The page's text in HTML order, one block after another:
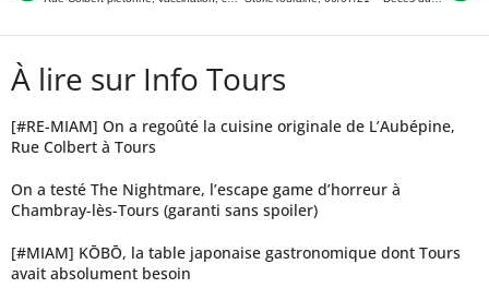
À lire sur Info Tours
[#RE-MIAM] On a regoûté la cuisine originale de L’Aubépine,
Rue Colbert à Tours
On a testé The Nightmare, l’escape game d’horreur à
Chambray-lès-Tours (garanti sans spoiler)
[#MIAM] KŌBŌ, la table japonaise gastronomique dont Tours
avait absolument besoin